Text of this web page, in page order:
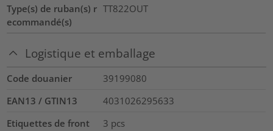
Type(s) de ruban(s) r
ecommandé(s)
TT822OUT
Logistique et emballage
Code douanier
39199080
EAN13 / GTIN13
4031026295633
Etiquettes de front
3 pcs